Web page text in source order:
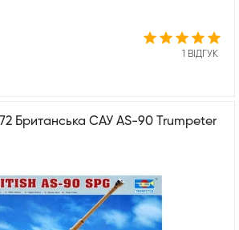
1 ВІДГУК
Британська САУ AS-90 Trumpeter